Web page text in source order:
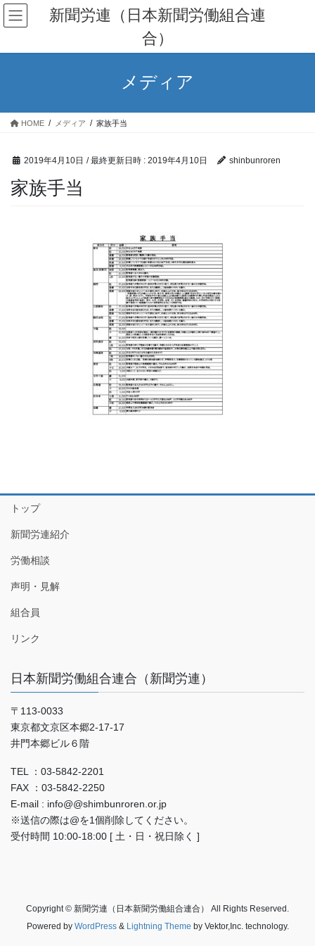
コ
ン
ン
ナ
ビ
ー
新聞労連（日本新聞労働組合連
合）
メディア
HOME メディア 家族手当
2019年4月10日 / 最終更新日時 : 2019年4月10日 shinbunroren
家族手当
トップ
新聞労連紹介
労働相談
声明・見解
組合員
リンク
日本新聞労働組合連合（新聞労連）
〒113-0033
東京都文京区本郷2-17-17
井門本郷ビル６階
TEL ：03-5842-2201
FAX ：03-5842-2250
E-mail : info@@shimbunroren.or.jp
※送信の際は@を1個削除してください。
受付時間 10:00-18:00 [ 土・日・祝日除く ]
Copyright © 新聞労連（日本新聞労働組合連合） All Rights Reserved.
Powered by WordPress& Lightning Theme by Vektor,Inc. technology.